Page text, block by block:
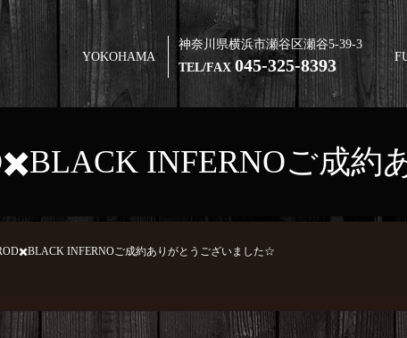
YOKOHAMA
神奈川県横浜市瀬谷区瀬谷5-39-3
TEL/FAX045-325-8393
INFERNOご成
INFERNOご成約ありがとうございました☆